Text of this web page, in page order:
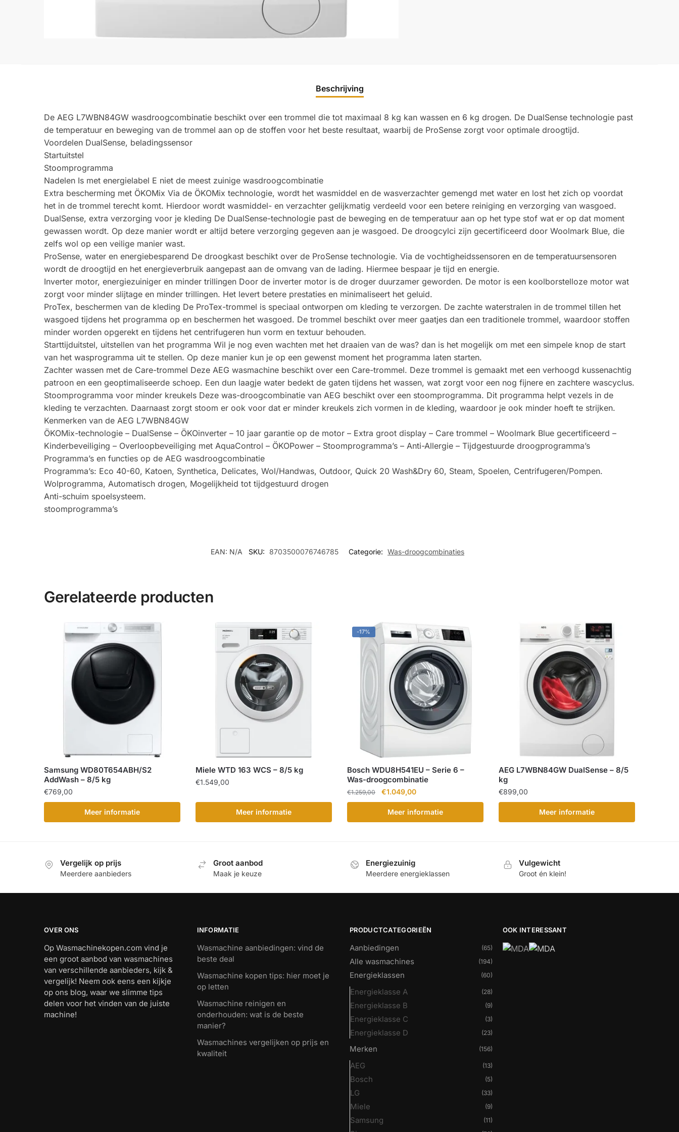
Beschrijving
De AEG L7WBN84GW wasdroogcombinatie beschikt over een trommel die tot maximaal 8 kg kan wassen en 6 kg drogen. De DualSense technologie past
de temperatuur en beweging van de trommel aan op de stoffen voor het beste resultaat, waarbij de ProSense zorgt voor optimale droogtijd.
Voordelen DualSense, beladingssensor
Startuitstel
Stoomprogramma
Nadelen Is met energielabel E niet de meest zuinige wasdroogcombinatie
Extra bescherming met ÖKOMix Via de ÖKOMix technologie, wordt het wasmiddel en de wasverzachter gemengd met water en lost het zich op voordat
het in de trommel terecht komt. Hierdoor wordt wasmiddel- en verzachter gelijkmatig verdeeld voor een betere reiniging en verzorging van wasgoed.
DualSense, extra verzorging voor je kleding De DualSense-technologie past de beweging en de temperatuur aan op het type stof wat er op dat moment
gewassen wordt. Op deze manier wordt er altijd betere verzorging gegeven aan je wasgoed. De droogcylci zijn gecertificeerd door Woolmark Blue, die
zelfs wol op een veilige manier wast.
ProSense, water en energiebesparend De droogkast beschikt over de ProSense technologie. Via de vochtigheidssensoren en de temperatuursensoren
wordt de droogtijd en het energieverbruik aangepast aan de omvang van de lading. Hiermee bespaar je tijd en energie.
Inverter motor, energiezuiniger en minder trillingen Door de inverter motor is de droger duurzamer geworden. De motor is een koolborstelloze motor wat
zorgt voor minder slijtage en minder trillingen. Het levert betere prestaties en minimaliseert het geluid.
ProTex, beschermen van de kleding De ProTex-trommel is speciaal ontworpen om kleding te verzorgen. De zachte waterstralen in de trommel tillen het
wasgoed tijdens het programma op en beschermen het wasgoed. De trommel beschikt over meer gaatjes dan een traditionele trommel, waardoor stoffen
minder worden opgerekt en tijdens het centrifugeren hun vorm en textuur behouden.
Starttijduitstel, uitstellen van het programma Wil je nog even wachten met het draaien van de was? dan is het mogelijk om met een simpele knop de start
van het wasprogramma uit te stellen. Op deze manier kun je op een gewenst moment het programma laten starten.
Zachter wassen met de Care-trommel Deze AEG wasmachine beschikt over een Care-trommel. Deze trommel is gemaakt met een verhoogd kussenachtig
patroon en een geoptimaliseerde schoep. Een dun laagje water bedekt de gaten tijdens het wassen, wat zorgt voor een nog fijnere en zachtere wascyclus.
Stoomprogramma voor minder kreukels Deze was-droogcombinatie van AEG beschikt over een stoomprogramma. Dit programma helpt vezels in de
kleding te verzachten. Daarnaast zorgt stoom er ook voor dat er minder kreukels zich vormen in de kleding, waardoor je ook minder hoeft te strijken.
Kenmerken van de AEG L7WBN84GW
ÖKOMix-technologie – DualSense – ÖKOinverter – 10 jaar garantie op de motor – Extra groot display – Care trommel – Woolmark Blue gecertificeerd –
Kinderbeveiliging – Overloopbeveiliging met AquaControl – ÖKOPower – Stoomprogramma’s – Anti-Allergie – Tijdgestuurde droogprogramma’s
Programma’s en functies op de AEG wasdroogcombinatie
Programma’s: Eco 40-60, Katoen, Synthetica, Delicates, Wol/Handwas, Outdoor, Quick 20 Wash&Dry 60, Steam, Spoelen, Centrifugeren/Pompen.
Wolprogramma, Automatisch drogen, Mogelijkheid tot tijdgestuurd drogen
Anti-schuim spoelsysteem.
stoomprogramma’s
EAN: N/A SKU: 8703500076746785 Categorie: Was-droogcombinaties
Gerelateerde producten
Samsung WD80T654ABH/S2
AddWash – 8/5 kg
€769,00
Meer informatie
Miele WTD 163 WCS – 8/5 kg
€1.549,00
Meer informatie
-17%
Bosch WDU8H541EU – Serie 6 –
Was-droogcombinatie
€1.259,00
Oorspronkelijke
prijs
was:
€1.259,00.
€1.049,00Huidige
prijs
is:
€1.049,00.
Meer informatie
AEG L7WBN84GW DualSense – 8/5
kg
€899,00
Meer informatie
Vergelijk op prijs
Meerdere aanbieders
Groot aanbod
Maak je keuze
Energiezuinig
Meerdere energieklassen
Vulgewicht
Groot én klein!
OVER ONS
Op Wasmachinekopen.com vind je
een groot aanbod van wasmachines
van verschillende aanbieders, kijk &
vergelijk! Neem ook eens een kijkje
op ons blog, waar we slimme tips
delen voor het vinden van de juiste
machine!
INFORMATIE
Wasmachine aanbiedingen: vind de
beste deal
Wasmachine kopen tips: hier moet je
op letten
Wasmachine reinigen en
onderhouden: wat is de beste
manier?
Wasmachines vergelijken op prijs en
kwaliteit
PRODUCTCATEGORIEËN
Aanbiedingen (65)
Alle wasmachines (194)
Energieklassen (60)
Energieklasse A (28)
Energieklasse B (9)
Energieklasse C (3)
Energieklasse D (23)
Merken (156)
AEG (13)
Bosch (5)
LG (33)
Miele (9)
Samsung (11)
OOK INTERESSANT